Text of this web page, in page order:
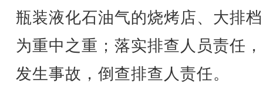
瓶装液化石油气的烧烤店、大排
为重中之重；落实排查人员责任
发生事故，倒查排查人责任。